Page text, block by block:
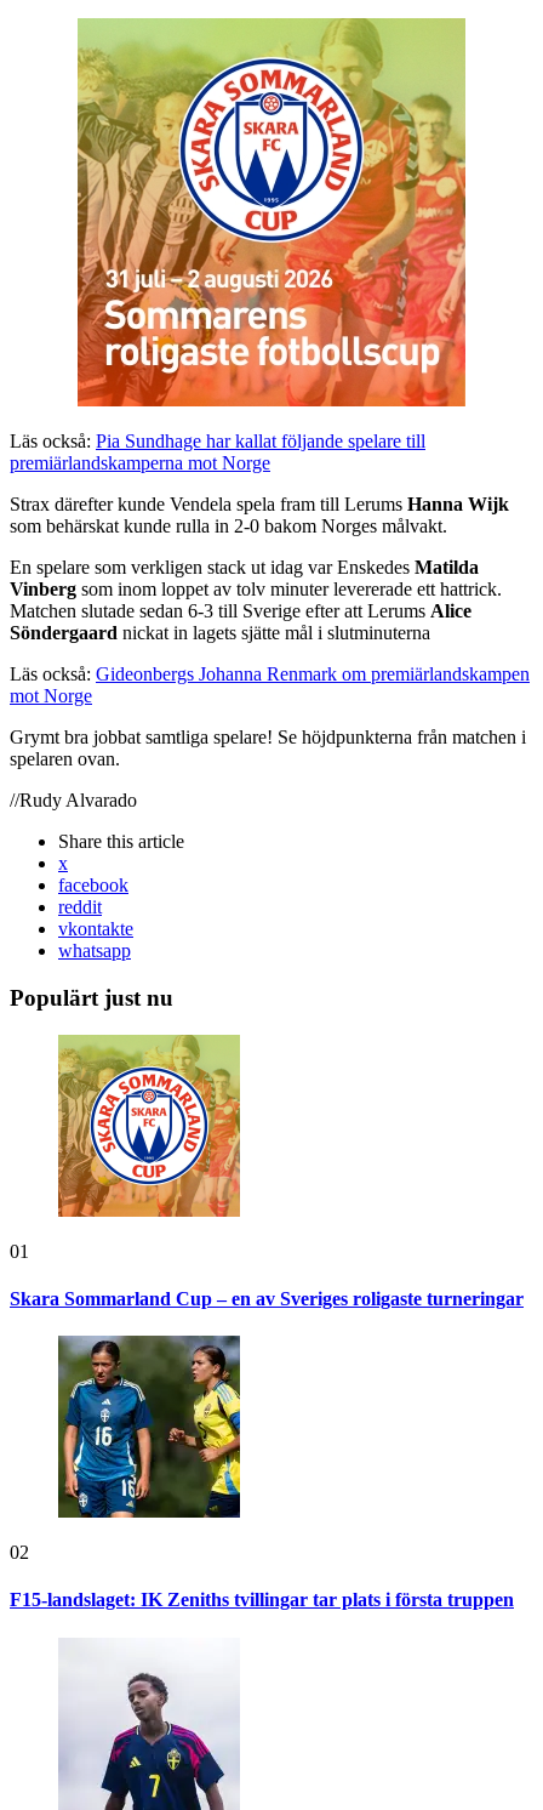
Läs också: Pia Sundhage har kallat följande spelare till
premiärlandskamperna mot Norge
Strax därefter kunde Vendela spela fram till Lerums Hanna Wijk
som behärskat kunde rulla in 2-0 bakom Norges målvakt.
En spelare som verkligen stack ut idag var Enskedes Matilda
Vinberg som inom loppet av tolv minuter levererade ett hattrick.
Matchen slutade sedan 6-3 till Sverige efter att Lerums Alice
Söndergaard nickat in lagets sjätte mål i slutminuterna
Läs också: Gideonbergs Johanna Renmark om premiärlandskampen
mot Norge
Grymt bra jobbat samtliga spelare! Se höjdpunkterna från matchen i
spelaren ovan.
//Rudy Alvarado
Share this article
x
facebook
reddit
vkontakte
whatsapp
Populärt just nu
01
Skara Sommarland Cup – en av Sveriges roligaste turneringar
02
F15-landslaget: IK Zeniths tvillingar tar plats i första truppen